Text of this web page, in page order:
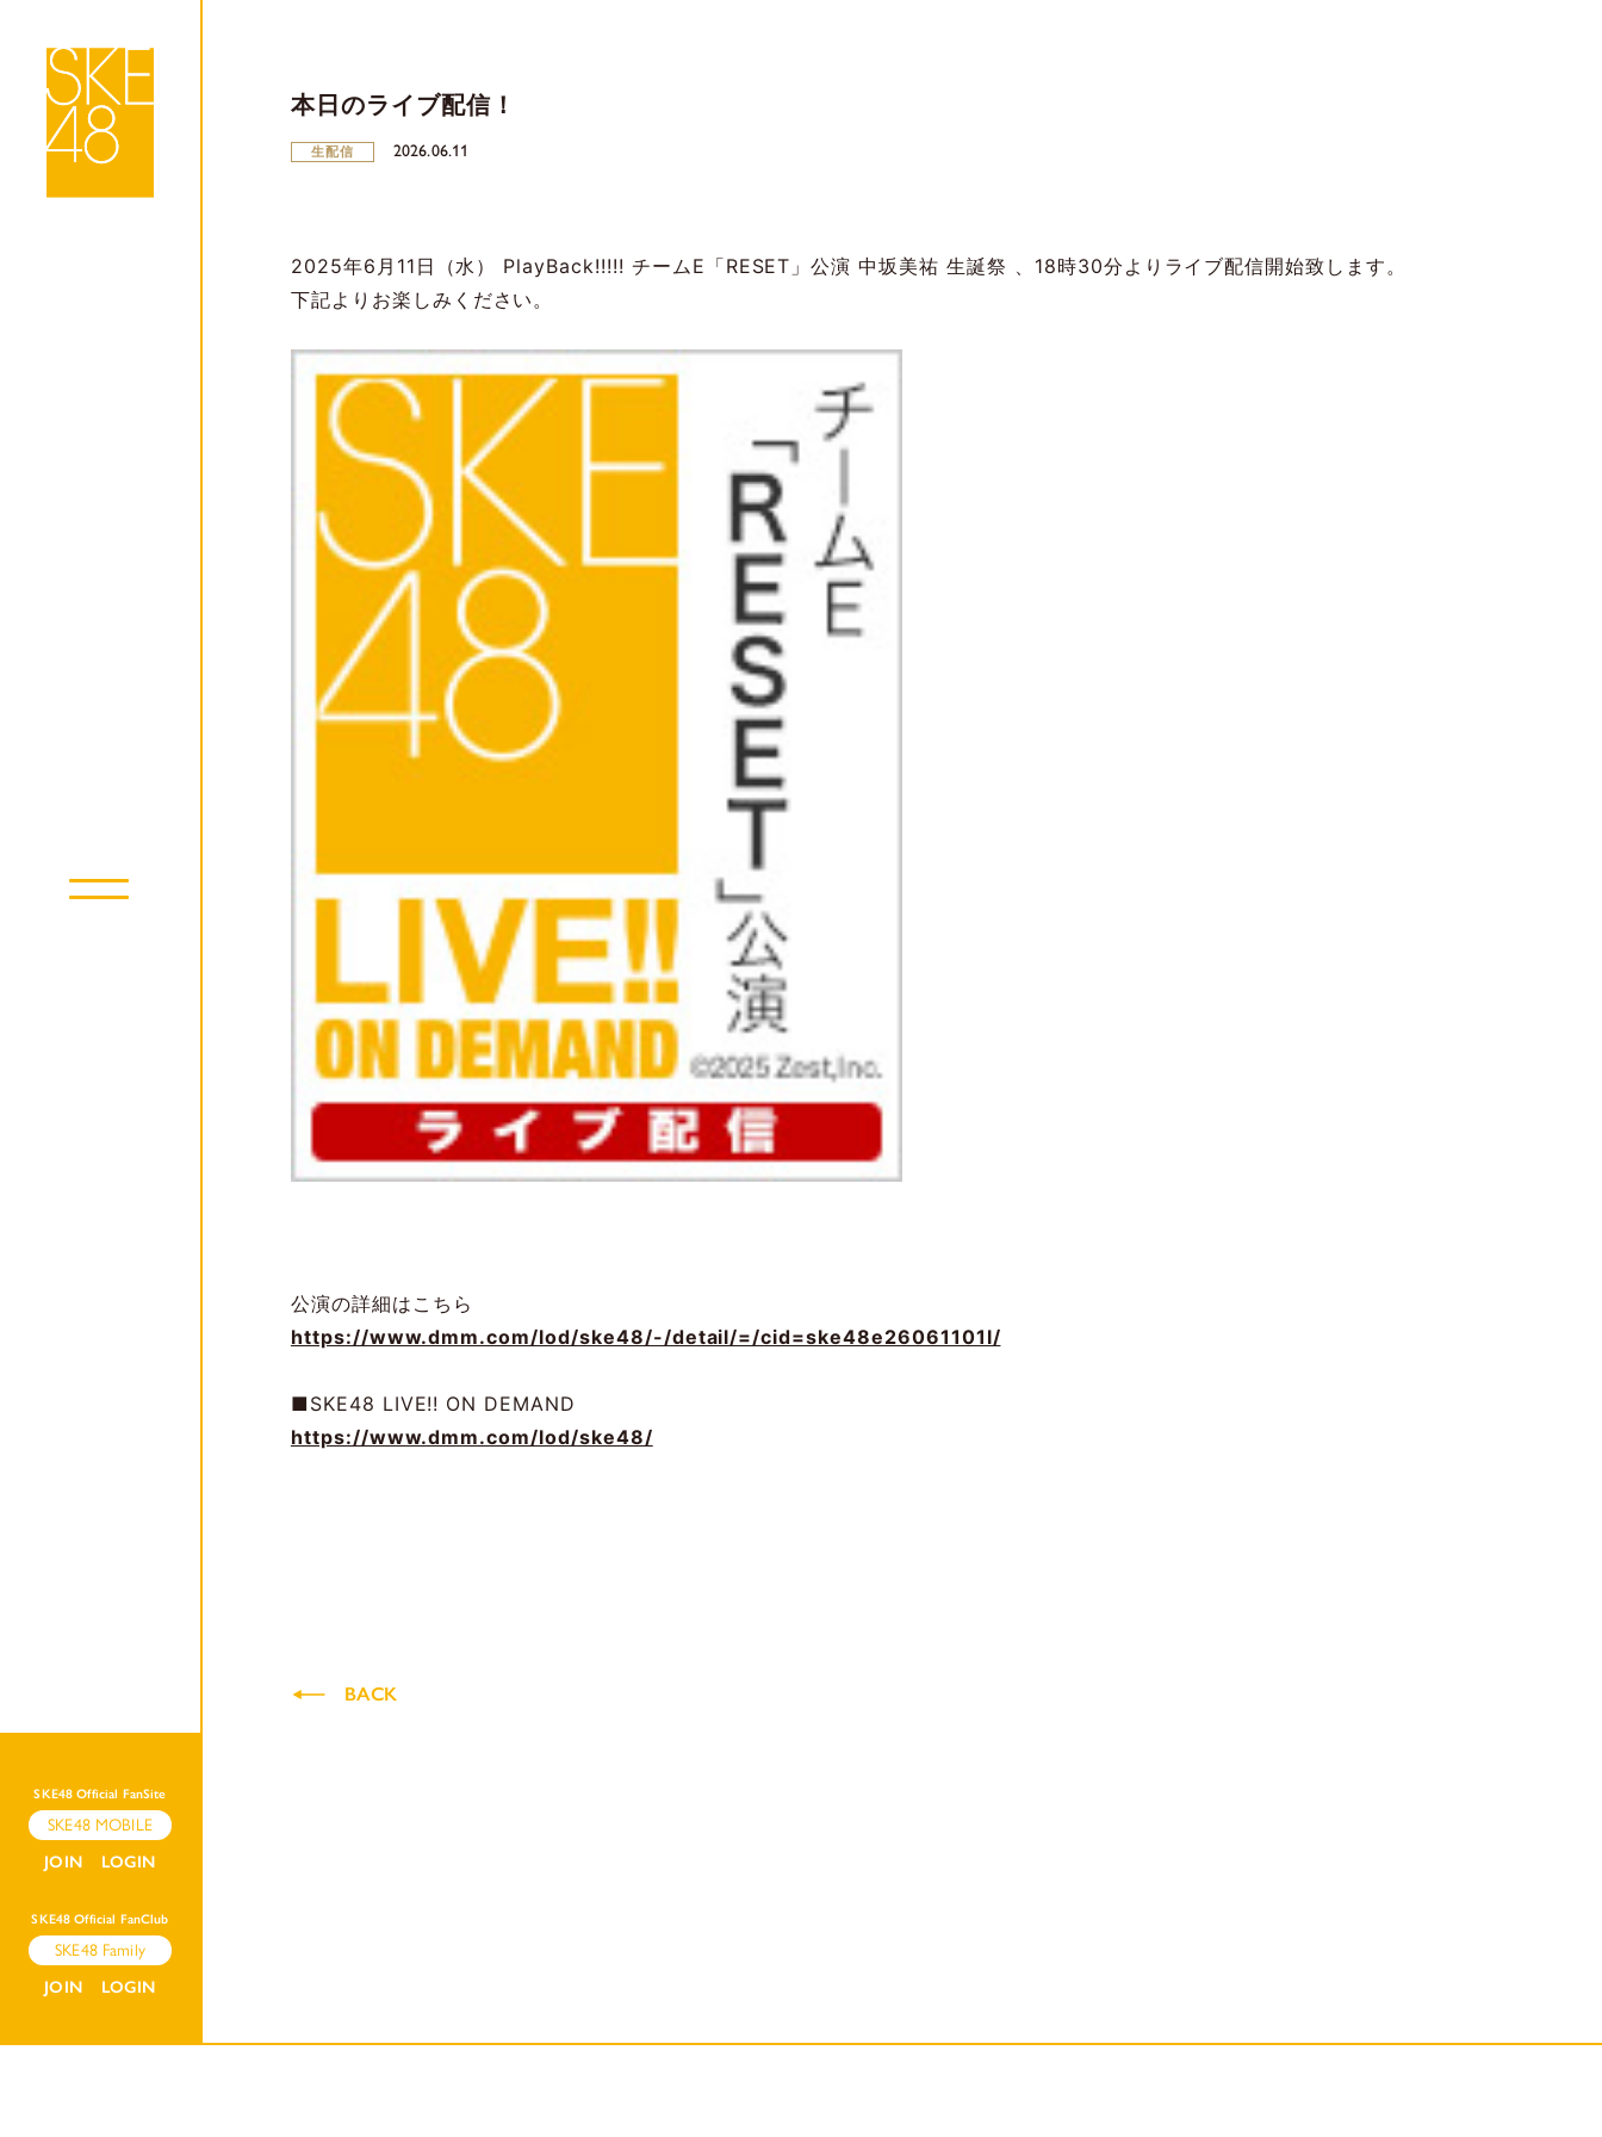
SKE48 Official FanSite
SKE48 MOBILE
JOIN
LOGIN
SKE48 Official FanClub
SKE48 Family
JOIN
LOGIN
本日のライブ配信！
生配信 2026.06.11
2025年6月11日（水） PlayBack!!!!! チームE「RESET」公演 中坂美祐 生誕祭 、18時30分よりライブ配信開始致します。
下記よりお楽しみください。
公演の詳細はこちら
https://www.dmm.com/lod/ske48/-/detail/=/cid=ske48e26061101l/
■SKE48 LIVE!! ON DEMAND
https://www.dmm.com/lod/ske48/
BACK